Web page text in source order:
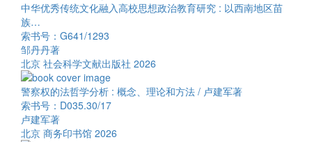
中华优秀传统文化融入高校思想政治教育研究 : 以西南地区苗
族…
索书号：G641/1293
邹丹丹著
北京 社会科学文献出版社 2026
警察权的法哲学分析 : 概念、理论和方法 / 卢建军著
索书号：D035.30/17
卢建军著
北京 商务印书馆 2026